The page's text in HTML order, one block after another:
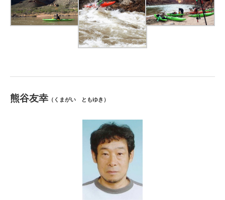
熊谷友幸 （くまがい ともゆき）